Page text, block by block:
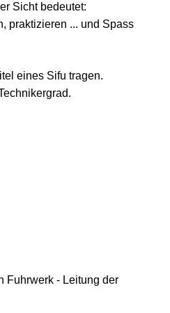
Sicht bedeutet:
praktizieren ... und Spass
eines Sifu tragen.
Fuhrwerk - Leitung der